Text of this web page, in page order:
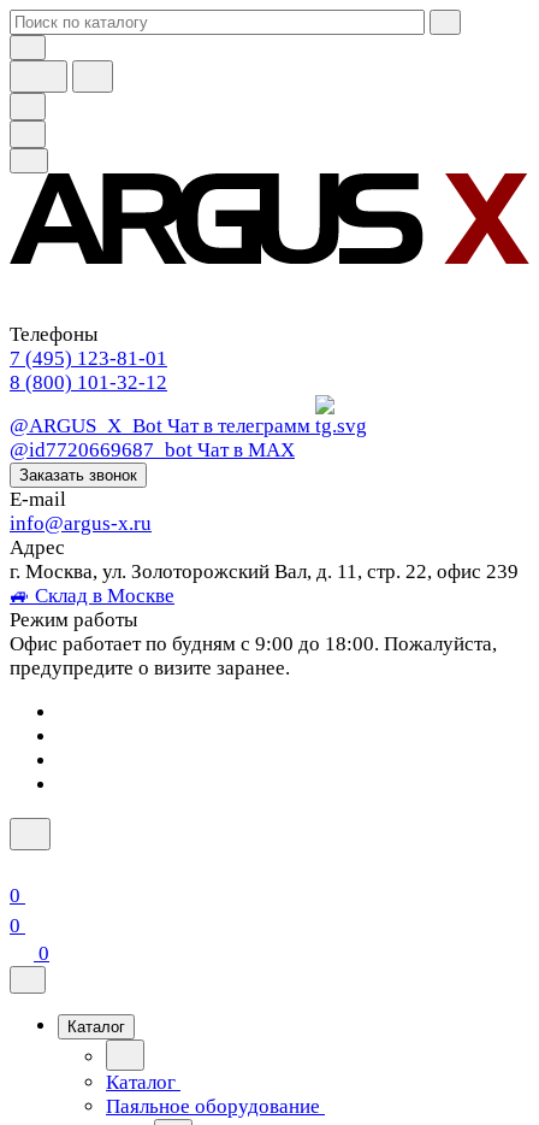
Телефоны
7 (495) 123-81-01
8 (800) 101-32-12
@ARGUS_X_Bot Чат в телеграмм
@id7720669687_bot Чат в МАХ
Заказать звонок
E-mail
info@argus-x.ru
Адрес
г. Москва, ул. Золоторожский Вал, д. 11, стр. 22, офис 239
🚙 Склад в Москве
Режим работы
Офис работает по будням с 9:00 до 18:00. Пожалуйста,
предупредите о визите заранее.
0
0
0
Каталог
Каталог
Паяльное оборудование